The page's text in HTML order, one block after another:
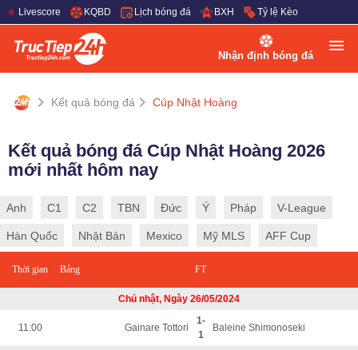
Livescore KQBD Lịch bóng đá BXH Tỷ lệ Kèo
Nhận định bóng đá
Kết quả bóng đá Cúp Nhật Hoàng
Kết quả bóng đá Cúp Nhật Hoàng 2026
mới nhất hôm nay
Anh C1 C2 TBN Đức Ý Pháp V-League
Hàn Quốc Nhật Bản Mexico Mỹ MLS AFF Cup
Thời gian Bảng FT
Chủ nhật, Ngày 26/05/2024
11:00 Gainare Tottori
1-
1
Baleine Shimonoseki